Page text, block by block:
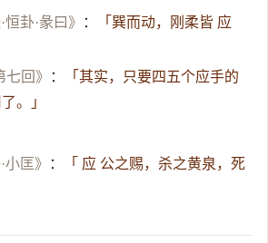
恒卦·彖曰》 ：
「巽而动，刚柔皆 应
七回》
：
「其实，只要四五个应手的
。」
小匡》 ：
「 应 公之赐，杀之黄泉，死